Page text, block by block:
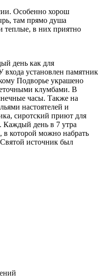
Особенно хорош
там прямо душа
теплые, в них приятно
день как для
входа установлен памятник
Подворье украшено
клумбами. В
часы. Также на
настоятелей и
сиротский приют для
Каждый день в 7 утра
в которой можно набрать
источник был